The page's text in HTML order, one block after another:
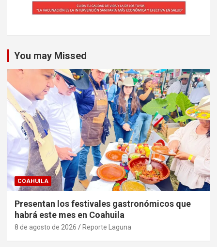
You may Missed
COAHUILA
Presentan los festivales gastronómicos que
habrá este mes en Coahuila
8 de agosto de 2026 Reporte Laguna